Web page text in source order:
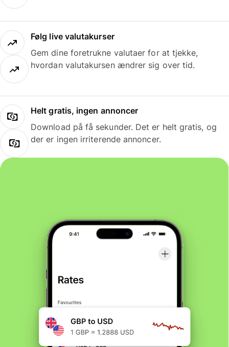
Følg live valutakurser
Gem dine foretrukne valutaer for at tjekke,
hvordan valutakursen ændrer sig over tid.
Helt gratis, ingen annoncer
Download på få sekunder. Det er helt gratis, og
der er ingen irriterende annoncer.